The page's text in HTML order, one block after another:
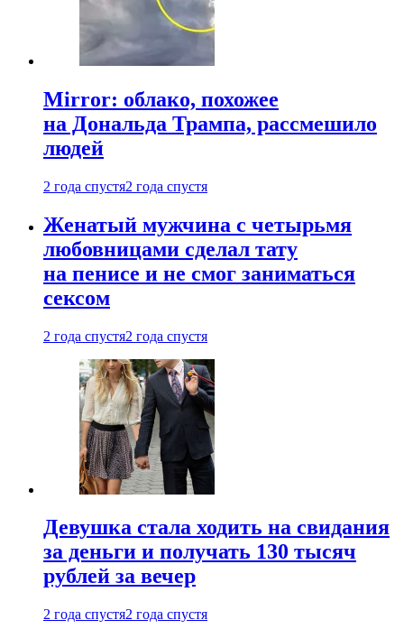
Mirror: облако, похожее
на Дональда Трампа, рассмешило
людей
2 года спустя2 года спустя
Женатый мужчина с четырьмя
любовницами сделал тату
на пенисе и не смог заниматься
сексом
2 года спустя2 года спустя
Девушка стала ходить на свидания
за деньги и получать 130 тысяч
рублей за вечер
2 года спустя2 года спустя